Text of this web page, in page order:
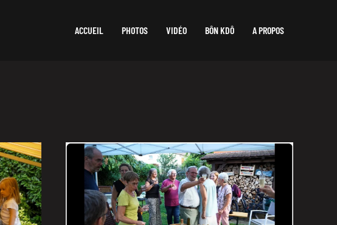
ACCUEIL PHOTOS VIDÉO BÔN KDÔ A PROPOS
l’anniversaire de Christine
le 7 septembre 2024